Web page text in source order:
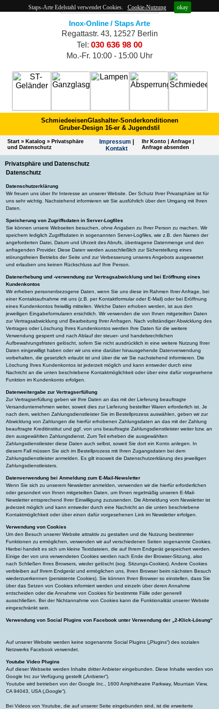
Staps-Arte Edelstahl verwendet Cookies. Cookie-Nutzung okay
Inox-Online / Staps Arte
Regattastr. 43, 12527 Berlin
Tel: 030 636 98 00
Mo.-Fr. 10:00 - 15:00 Uhr
SchmiedeeisenGlashalter-Sonderkonditionen
Gruber-Design 16-er & Jugendstil
Start » Katalog » Privatsphäre
und Datenschutz
Impres­sum
Kontakt
Ihr Konto| Anfrage|
Anfrage absenden
Privatsphäre und Datenschutz
Datenschutz
Datenschutzerklärung
Wir freuen uns über Ihr Interesse an unserer Website. Der Schutz Ihrer Privatsphäre ist für
uns sehr wichtig. Nachstehend informieren wir Sie ausführlich über den Umgang mit Ihren
Daten.
Speicherung von Zugriffsdaten in Server-Logfiles
Sie können unsere Webseiten besuchen, ohne Angaben zu Ihrer Person zu machen. Wir
speichern lediglich Zugriffsdaten in sogenannten Server-Logfiles, wie z.B. den Namen der
angeforderten Datei, Datum und Uhrzeit des Abrufs, übertragene Datenmenge und den
anfragenden Provider. Diese Daten werden ausschließlich zur Sicherstellung eines
störungsfreien Betriebs der Seite und zur Verbesserung unseres Angebots ausgewertet
und erlauben uns keinen Rückschluss auf Ihre Person.
Datenerhebung und -verwendung zur Vertragsabwicklung und bei Eröffnung eines
Kundenkontos
Wir erheben personenbezogene Daten, wenn Sie uns diese im Rahmen Ihrer Anfrage, bei
einer Kontaktaufnahme mit uns (z.B. per Kontaktformular oder E-Mail) oder bei Eröffnung
eines Kundenkontos freiwillig mitteilen. Welche Daten erhoben werden, ist aus den
jeweiligen Eingabeformularen ersichtlich. Wir verwenden die von Ihnen mitgeteilten Daten
zur Vertragsabwicklung und Bearbeitung Ihrer Anfragen. Nach vollständiger Abwicklung des
Vertrages oder Löschung Ihres Kundenkontos werden Ihre Daten für die weitere
Verwendung gesperrt und nach Ablauf der steuer- und handelsrechtlichen
Aufbewahrungsfristen gelöscht, sofern Sie nicht ausdrücklich in eine weitere Nutzung Ihrer
Daten eingewilligt haben oder wir uns eine darüber hinausgehende Datenverwendung
vorbehalten, die gesetzlich erlaubt ist und über die wir Sie nachstehend informieren. Die
Löschung Ihres Kundenkontos ist jederzeit möglich und kann entweder durch eine
Nachricht an die unten beschriebene Kontaktmöglichkeit oder über eine dafür vorgesehene
Funktion im Kundenkonto erfolgen.
Datenweitergabe zur Vertragserfüllung
Zur Vertragserfüllung geben wir Ihre Daten an das mit der Lieferung beauftragte
Versandunternehmen weiter, soweit dies zur Lieferung bestellter Waren erforderlich ist. Je
nach dem, welchen Zahlungsdienstleister Sie im Bestellprozess auswählen, geben wir zur
Abwicklung von Zahlungen die hierfür erhobenen Zahlungsdaten an das mit der Zahlung
beauftragte Kreditinstitut und ggf. von uns beauftragte Zahlungsdienstleister weiter bzw. an
den ausgewählten Zahlungsdienst. Zum Teil erheben die ausgewählten
Zahlungsdienstleister diese Daten auch selbst, soweit Sie dort ein Konto anlegen. In
diesem Fall müssen Sie sich im Bestellprozess mit Ihren Zugangsdaten bei dem
Zahlungsdienstleister anmelden. Es gilt insoweit die Datenschutzerklärung des jeweiligen
Zahlungsdienstleisters.
Datenverwendung bei Anmeldung zum E-Mail-Newsletter
Wenn Sie sich zu unserem Newsletter anmelden, verwenden wir die hierfür erforderlichen
oder gesondert von Ihnen mitgeteilten Daten, um Ihnen regelmäßig unseren E-Mail-
Newsletter entsprechend Ihrer Einwilligung zuzusenden. Die Abmeldung vom Newsletter ist
jederzeit möglich und kann entweder durch eine Nachricht an die unten beschriebene
Kontaktmöglichkeit oder über einen dafür vorgesehenen Link im Newsletter erfolgen.
Verwendung von Cookies
Um den Besuch unserer Website attraktiv zu gestalten und die Nutzung bestimmter
Funktionen zu ermöglichen, verwenden wir auf verschiedenen Seiten sogenannte Cookies.
Hierbei handelt es sich um kleine Textdateien, die auf Ihrem Endgerät gespeichert werden.
Einige der von uns verwendeten Cookies werden nach Ende der Browser-Sitzung, also
nach Schließen Ihres Browsers, wieder gelöscht (sog. Sitzungs-Cookies). Andere Cookies
verbleiben auf Ihrem Endgerät und ermöglichen uns, Ihren Browser beim nächsten Besuch
wiederzuerkennen (persistente Cookies). Sie können Ihren Browser so einstellen, dass Sie
über das Setzen von Cookies informiert werden und einzeln über deren Annahme
entscheiden oder die Annahme von Cookies für bestimmte Fälle oder generell
ausschließen. Bei der Nichtannahme von Cookies kann die Funktionalität unserer Website
eingeschränkt sein.
Verwendung von Social Plugins von Facebook unter Verwendung der „2-Klick-Lösung“
Auf unserer Website werden keine sogenannte Social Plugins („Plugins“) des sozialen
Netzwerks Facebook verwendet.
Youtube Video Plugins
Auf dieser Webseite werden Inhalte dritter Anbieter eingebunden. Diese Inhalte werden von
Google Inc zur Verfügung gestellt („Anbieter“).
Youtube wird betrieben von der Google Inc., 1600 Amphitheatre Parkway, Mountain View,
CA 94043, USA („Google“).
Bei Videos von Youtube, die auf unserer Seite eingebunden sind, ist die erweiterte